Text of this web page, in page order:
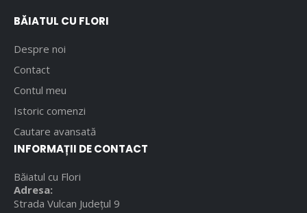
BĂIATUL CU FLORI
Despre noi
Contact
Contul meu
Istoric comenzi
Cautare avansată
INFORMAȚII DE CONTACT
Băiatul cu Flori
Adresa:
Strada Vulcan Județul 9